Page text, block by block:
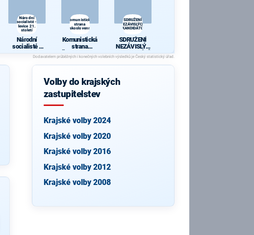
Národní
socialisté -
levice 21.
století
Národní
socialisté -
levice 21.
století
Komunistická
strana
Československa
Komunistická
strana
Českoslovens
ka
SDRUŽENÍ
NEZÁVISLÝCH
KANDIDÁTŮ
SDRUŽENÍ
NEZÁVISLÝC
H KANDIDÁTŮ
Volby do krajských
zastupitelstev
Krajské volby 2024
Krajské volby 2020
Krajské volby 2016
Krajské volby 2012
Krajské volby 2008